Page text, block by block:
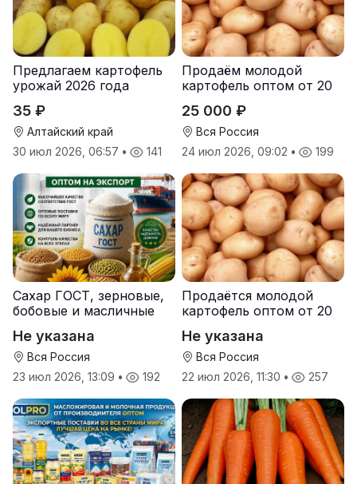
Предлагаем картофель
урожай 2026 года
35 ₽
Алтайский край
30 июл 2026, 06:57 • 141
Продаём молодой
картофель оптом от 20
25 000 ₽
Вся Россия
24 июл 2026, 09:02 • 199
Сахар ГОСТ, зерновые,
бобовые и масличные
Не указана
Вся Россия
23 июл 2026, 13:09 • 192
Продаётся молодой
картофель оптом от 20
Не указана
Вся Россия
22 июл 2026, 11:30 • 257